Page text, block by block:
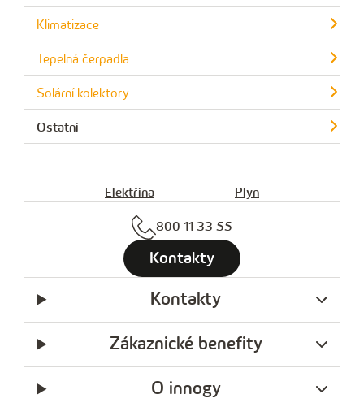
Klimatizace
Tepelná čerpadla
Solární kolektory
Ostatní
Elektřina Plyn
800 11 33 55
Kontakty
Kontakty
Zákaznické benefity
O innogy